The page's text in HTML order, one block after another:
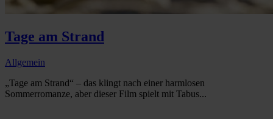
Tage am Strand
Allgemein
„Tage am Strand“ – das klingt nach einer harmlosen
Sommerromanze, aber dieser Film spielt mit Tabus...